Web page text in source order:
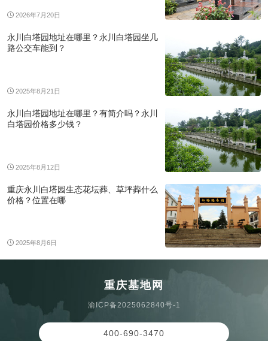
2026年7月20日
永川白塔园地址在哪里？永川白塔园坐几
路公交车能到？
2025年8月21日
永川白塔园地址在哪里？有简介吗？永川
白塔园价格多少钱？
2025年8月12日
重庆永川白塔园生态花坛葬、草坪葬什么
价格？位置在哪
2025年8月6日
重庆墓地网
渝ICP备2025062840号-1
400-690-3470